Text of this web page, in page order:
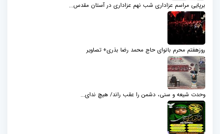
برپایی مراسم عزاداری شب نهم عزاداری در آستان مقدس...
روزهفتم محرم بانوای حاج محمد رضا بذری+ تصاویر
وحدت شیعه و سنی، دشمن را عقب راند/ هیچ ندای...